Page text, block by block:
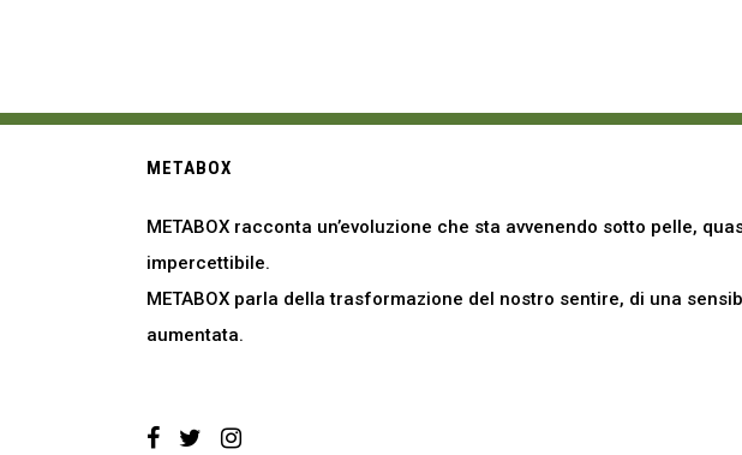
METABOX
METABOX racconta un’evoluzione che sta avvenendo sotto pelle,
impercettibile.
METABOX parla della trasformazione del nostro sentire, di una
aumentata.